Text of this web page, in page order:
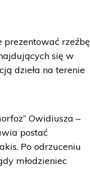
prezentować rzeźbę
się w
dzieła na terenie
Owidiusza –
postać
Po odrzuceniu
młodzieniec